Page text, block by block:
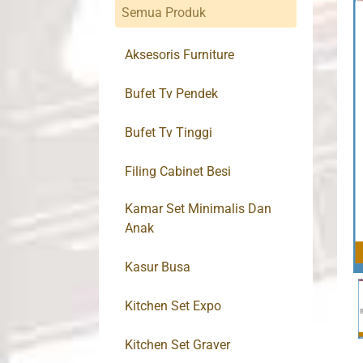
Semua Produk
Aksesoris Furniture
Bufet Tv Pendek
Bufet Tv Tinggi
Filing Cabinet Besi
Kamar Set Minimalis Dan
Anak
Kasur Busa
Kitchen Set Expo
Kitchen Set Graver